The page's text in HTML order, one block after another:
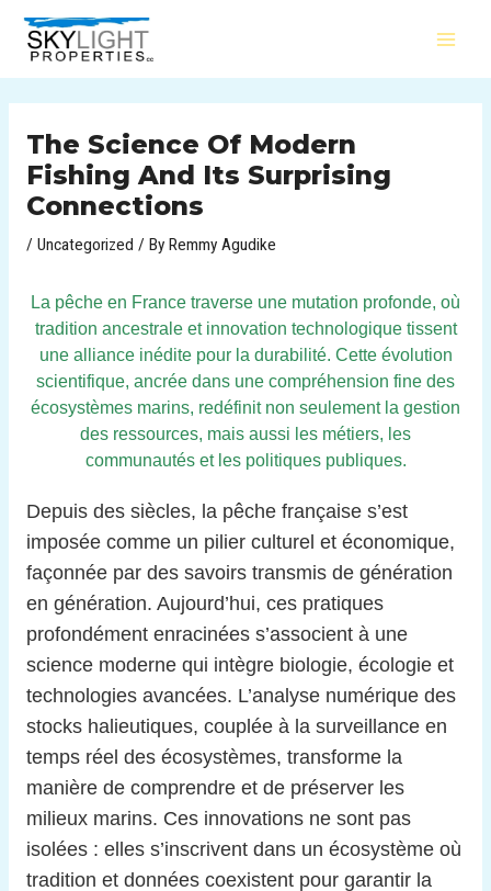
Skip
The Science Of Modern
Fishing And Its Surprising
Connections
/ Uncategorized / By Remmy Agudike
La pêche en France traverse une mutation profonde, où
tradition ancestrale et innovation technologique tissent
une alliance inédite pour la durabilité. Cette évolution
scientifique, ancrée dans une compréhension fine des
écosystèmes marins, redéfinit non seulement la gestion
des ressources, mais aussi les métiers, les
communautés et les politiques publiques.
Depuis des siècles, la pêche française s’est
imposée comme un pilier culturel et économique,
façonnée par des savoirs transmis de génération
en génération. Aujourd’hui, ces pratiques
profondément enracinées s’associent à une
science moderne qui intègre biologie, écologie et
technologies avancées. L’analyse numérique des
stocks halieutiques, couplée à la surveillance en
temps réel des écosystèmes, transforme la
manière de comprendre et de préserver les
milieux marins. Ces innovations ne sont pas
isolées : elles s’inscrivent dans un écosystème où
tradition et données coexistent pour garantir la
Post
navigation